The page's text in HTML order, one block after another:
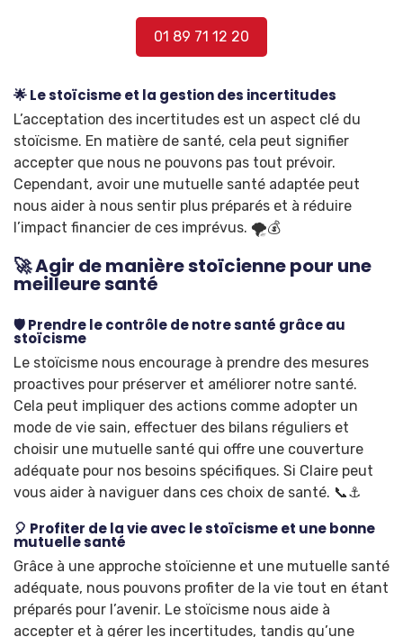
01 89 71 12 20
🌟 Le stoïcisme et la gestion des incertitudes
L’acceptation des incertitudes est un aspect clé du
stoïcisme. En matière de santé, cela peut signifier
accepter que nous ne pouvons pas tout prévoir.
Cependant, avoir une mutuelle santé adaptée peut
nous aider à nous sentir plus préparés et à réduire
l’impact financier de ces imprévus. 🌪️💰
🚀 Agir de manière stoïcienne pour une
meilleure santé
🛡️ Prendre le contrôle de notre santé grâce au
stoïcisme
Le stoïcisme nous encourage à prendre des mesures
proactives pour préserver et améliorer notre santé.
Cela peut impliquer des actions comme adopter un
mode de vie sain, effectuer des bilans réguliers et
choisir une mutuelle santé qui offre une couverture
adéquate pour nos besoins spécifiques. Si Claire peut
vous aider à naviguer dans ces choix de santé. 📞⚓
🎈 Profiter de la vie avec le stoïcisme et une bonne
mutuelle santé
Grâce à une approche stoïcienne et une mutuelle santé
adéquate, nous pouvons profiter de la vie tout en étant
préparés pour l’avenir. Le stoïcisme nous aide à
accepter et à gérer les incertitudes, tandis qu’une